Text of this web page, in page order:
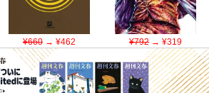
¥660→ ¥462 ¥792→ ¥319